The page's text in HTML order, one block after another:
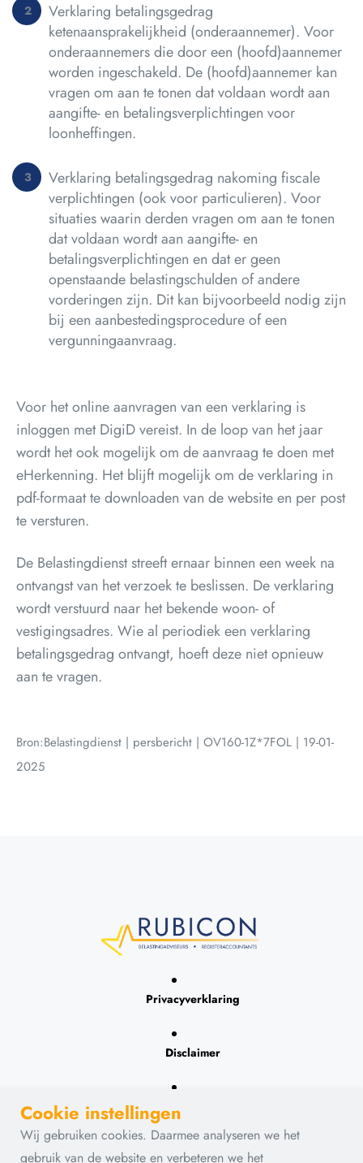
Verklaring betalingsgedrag
ketenaansprakelijkheid (onderaannemer). Voor
onderaannemers die door een (hoofd)aannemer
worden ingeschakeld. De (hoofd)aannemer kan
vragen om aan te tonen dat voldaan wordt aan
aangifte- en betalingsverplichtingen voor
loonheffingen.
Verklaring betalingsgedrag nakoming fiscale
verplichtingen (ook voor particulieren). Voor
situaties waarin derden vragen om aan te tonen
dat voldaan wordt aan aangifte- en
betalingsverplichtingen en dat er geen
openstaande belastingschulden of andere
vorderingen zijn. Dit kan bijvoorbeeld nodig zijn
bij een aanbestedingsprocedure of een
vergunningaanvraag.
Voor het online aanvragen van een verklaring is
inloggen met DigiD vereist. In de loop van het jaar
wordt het ook mogelijk om de aanvraag te doen met
eHerkenning. Het blijft mogelijk om de verklaring in
pdf-formaat te downloaden van de website en per post
te versturen.
De Belastingdienst streeft ernaar binnen een week na
ontvangst van het verzoek te beslissen. De verklaring
wordt verstuurd naar het bekende woon- of
vestigingsadres. Wie al periodiek een verklaring
betalingsgedrag ontvangt, hoeft deze niet opnieuw
aan te vragen.
Bron:Belastingdienst | persbericht | OV160-1Z*7FOL | 19-01-
2025
Privacyverklaring
Disclaimer
Contact
Cookie instellingen
Wij gebruiken cookies. Daarmee analyseren we het
gebruik van de website en verbeteren we het